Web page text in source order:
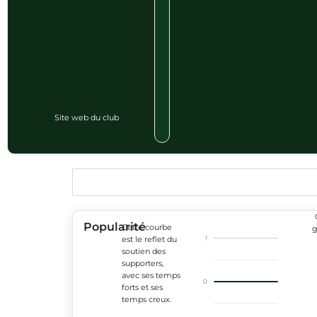
Site web du club
PopularitéCette courbe
est le reflet du
soutien des
supporters,
avec ses temps
forts et ses
temps creux.
0
1